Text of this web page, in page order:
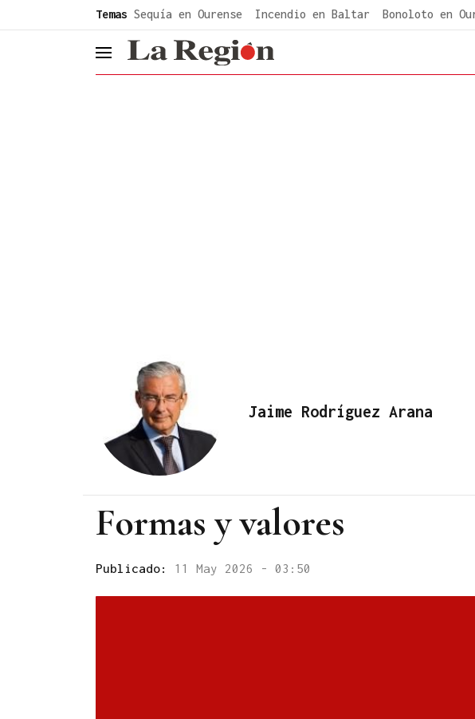
Temas Sequía en Ourense Incendio en Baltar Bonoloto en
header.menu.open
Jaime Rodríguez Arana
Formas y valores
Publicado: 11 May 2026 - 03:50